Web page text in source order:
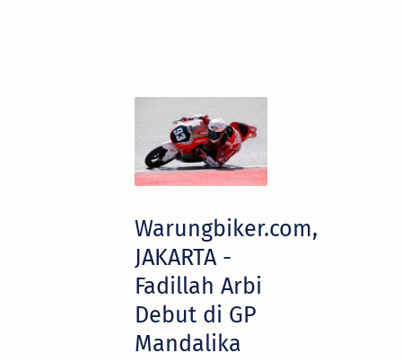
Warungbiker.com,
JAKARTA -
Fadillah Arbi
Debut di GP
Mandalika